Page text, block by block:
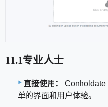
11.1专业人士
直接使用：
Conholdate
单的界面和用户体验。